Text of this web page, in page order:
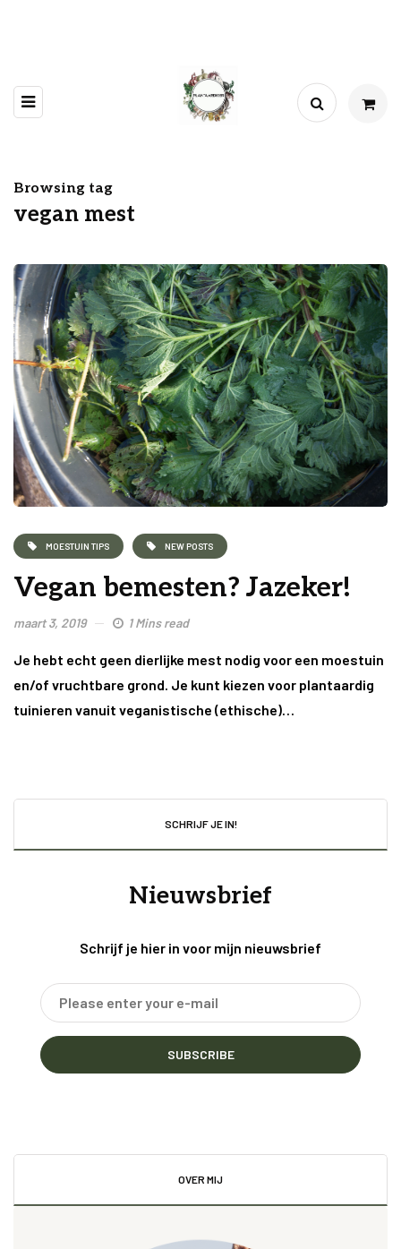
Browsing tag
vegan mest
MOESTUIN TIPS NEW POSTS
Vegan bemesten? Jazeker!
maart 3, 2019 1 Mins read
Je hebt echt geen dierlijke mest nodig voor een moestuin
en/of vruchtbare grond. Je kunt kiezen voor plantaardig
tuinieren vanuit veganistische (ethische)…
SCHRIJF JE IN!
Nieuwsbrief
Schrijf je hier in voor mijn nieuwsbrief
SUBSCRIBE
OVER MIJ